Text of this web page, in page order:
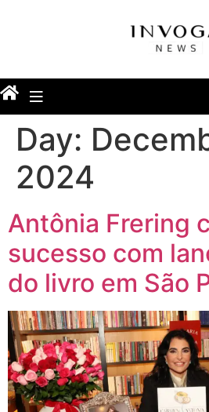
Day:
2024
Antônia Frering
sucesso com
do livro em São